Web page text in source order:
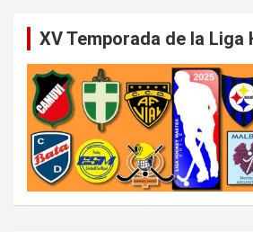
XV Temporada de la Liga